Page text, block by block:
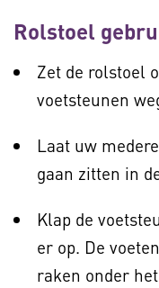
Rolstoel
Zet de rolstoel
voetsteunen
Laat uw
gaan zitten in
Klap de
er op. De
raken onder